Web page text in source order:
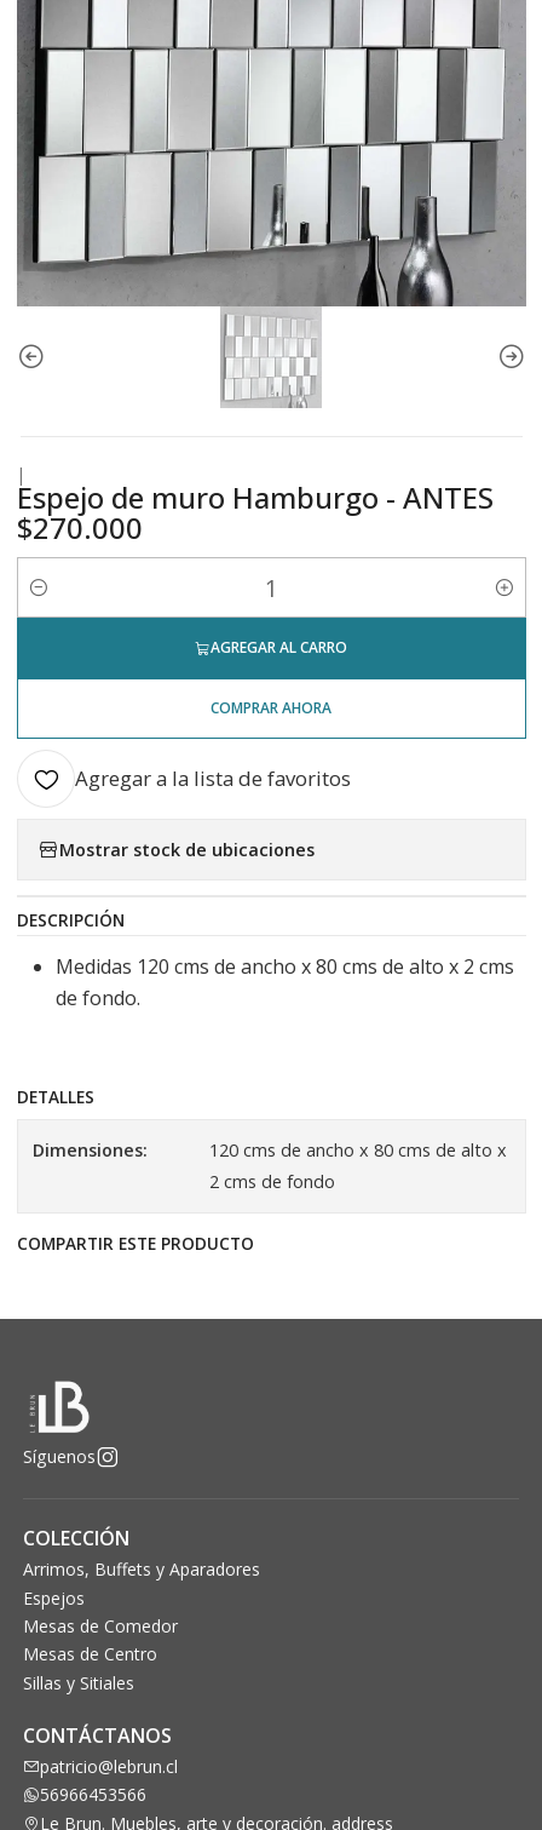
|
Espejo de muro Hamburgo - ANTES
$270.000
Cantidad
AGREGAR AL CARRO
COMPRAR AHORA
Agregar a la lista de favoritos
Mostrar stock de ubicaciones
DESCRIPCIÓN
Medidas 120 cms de ancho x 80 cms de alto x 2 cms
de fondo.
DETALLES
Dimensiones:
120 cms de ancho x 80 cms de alto x
2 cms de fondo
COMPARTIR ESTE PRODUCTO
Síguenos
COLECCIÓN
Arrimos, Buffets y Aparadores
Espejos
Mesas de Comedor
Mesas de Centro
Sillas y Sitiales
CONTÁCTANOS
patricio@lebrun.cl
56966453566
Le Brun. Muebles, arte y decoración. address